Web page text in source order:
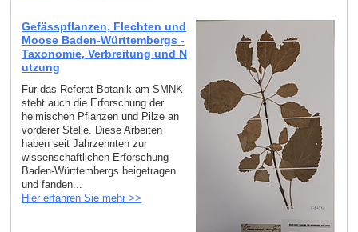
Gefässpflanzen, Flechten und
Moose Baden-Württembergs -
Taxonomie, Verbreitung und N
utzung
Für das Referat Botanik am SMNK
steht auch die Erforschung der
heimischen Pflanzen und Pilze an
vorderer Stelle. Diese Arbeiten
haben seit Jahrzehnten zur
wissenschaftlichen Erforschung
Baden-Württembergs beigetragen
und fanden...
Hier erfahren Sie mehr >>